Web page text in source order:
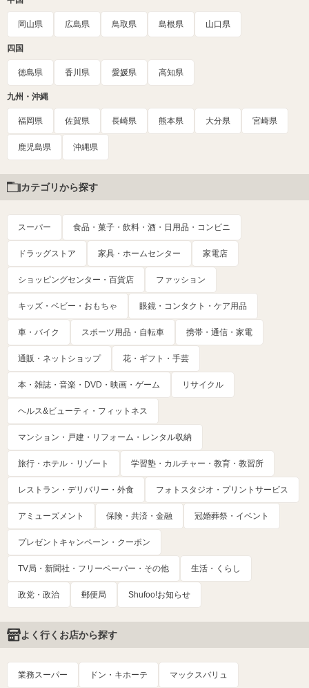
岡山県 広島県 鳥取県 島根県 山口県
四国
徳島県 香川県 愛媛県 高知県
九州・沖縄
福岡県 佐賀県 長崎県 熊本県 大分県 宮崎県
鹿児島県 沖縄県
カテゴリから探す
スーパー 食品・菓子・飲料・酒・日用品・コンビニ
ドラッグストア 家具・ホームセンター 家電店
ショッピングセンター・百貨店 ファッション
キッズ・ベビー・おもちゃ 眼鏡・コンタクト・ケア用品
車・バイク スポーツ用品・自転車 携帯・通信・家電
通販・ネットショップ 花・ギフト・手芸
本・雑誌・音楽・DVD・映画・ゲーム リサイクル
ヘルス&ビューティ・フィットネス
マンション・戸建・リフォーム・レンタル収納
旅行・ホテル・リゾート 学習塾・カルチャー・教育・教習所
レストラン・デリバリー・外食 フォトスタジオ・プリントサービス
アミューズメント 保険・共済・金融 冠婚葬祭・イベント
プレゼントキャンペーン・クーポン
TV局・新聞社・フリーペーパー・その他 生活・くらし
政党・政治 郵便局 Shufoo!お知らせ
よく行くお店から探す
業務スーパー ドン・キホーテ マックスバリュ